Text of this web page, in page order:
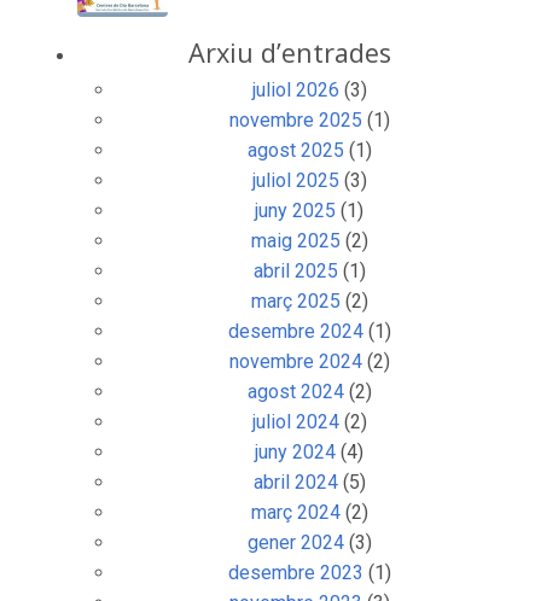
Arxiu d’entrades
juliol 2026 (3)
novembre 2025 (1)
agost 2025 (1)
juliol 2025 (3)
juny 2025 (1)
maig 2025 (2)
abril 2025 (1)
març 2025 (2)
desembre 2024(1)
novembre 2024(2)
agost 2024(2)
juliol 2024(2)
juny 2024 (4)
abril 2024(5)
març 2024(2)
gener 2024(3)
desembre 2023 (1)